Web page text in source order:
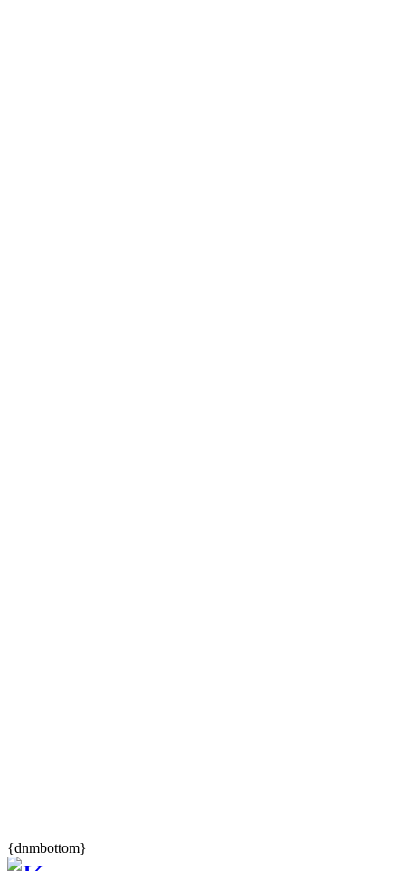
{dnmbottom}